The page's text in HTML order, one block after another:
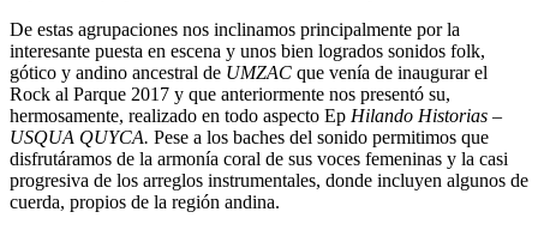
De estas agrupaciones nos inclinamos principalmente por la
interesante puesta en escena y unos bien logrados sonidos folk,
gótico y andino ancestral de UMZAC que venía de inaugurar el
Rock al Parque 2017 y que anteriormente nos presentó su,
hermosamente, realizado en todo aspecto Ep Hilando Historias –
USQUA QUYCA. Pese a los baches del sonido permitimos que
disfrutáramos de la armonía coral de sus voces femeninas y la casi
progresiva de los arreglos instrumentales, donde incluyen algunos de
cuerda, propios de la región andina.